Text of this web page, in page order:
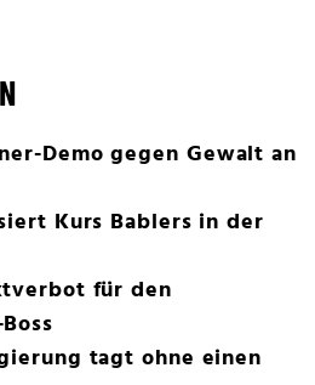
Demo gegen Gewalt an
Kurs Bablers in der
für den
tagt ohne einen